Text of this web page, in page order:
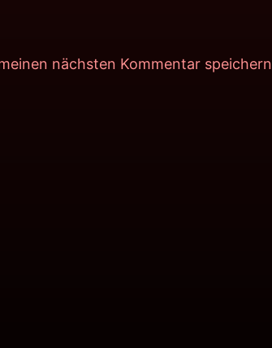
nächsten Kommentar